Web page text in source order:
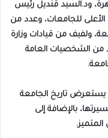
ود.السيد قنديل رئيس
للجامعات، وعدد من
ولفيف من قيادات وزارة
من الشخصيات العامة
تاريخ الجامعة
بالإضافة إلى